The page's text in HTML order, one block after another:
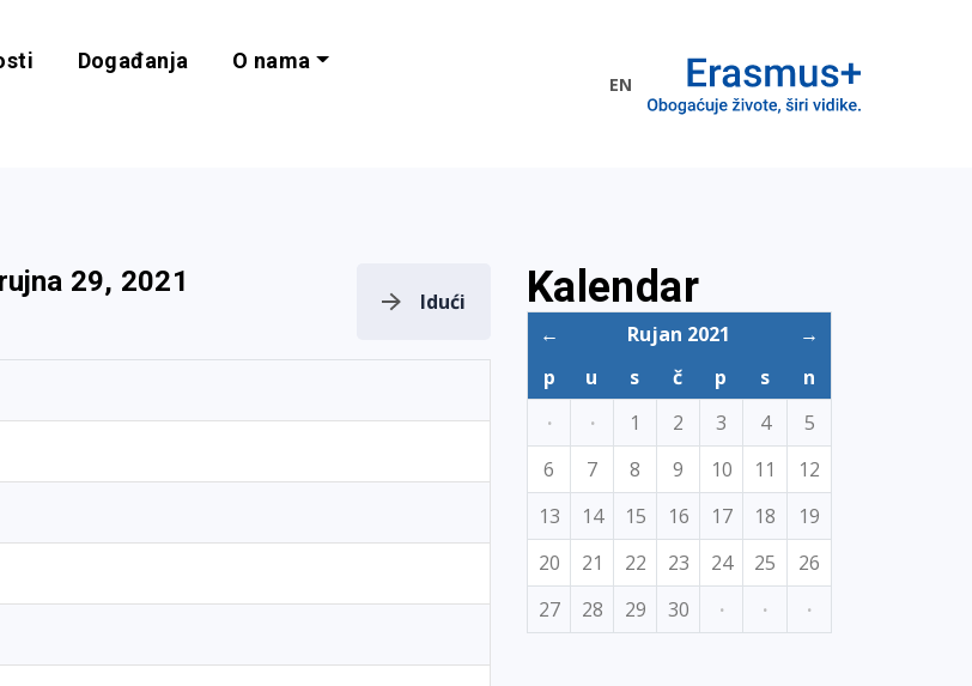
i programe EU
Događanja O nama
EN
29, 2021
Idući Kalendar
← Rujan 2021
→
p
u s č p s
n
·
· 1 2 3 4
5
6
7 8 9 10 11
12
13
14 15 16 17 18
19
20
21 22 23 24 25
26
27
28 29 30 · · ·